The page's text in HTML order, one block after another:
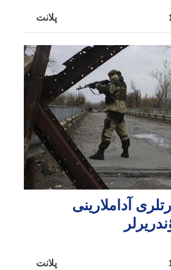
پلانت
آداملارینی
پلانت